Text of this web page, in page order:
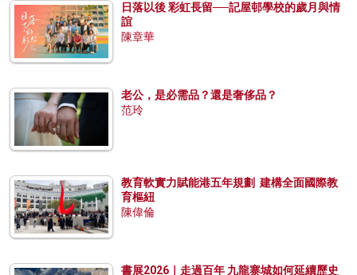
日落以後 彩虹長留──記屋邨學校的歲月與情
誼
陳章華
老公，是必需品？還是奢侈品？
范玲
教育軟實力賦能港五年規劃 建構全面國際教
育樞紐
陳偉倫
書展2026｜走過百年 九龍寨城如何延續歷史